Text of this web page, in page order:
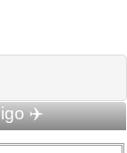
✈️